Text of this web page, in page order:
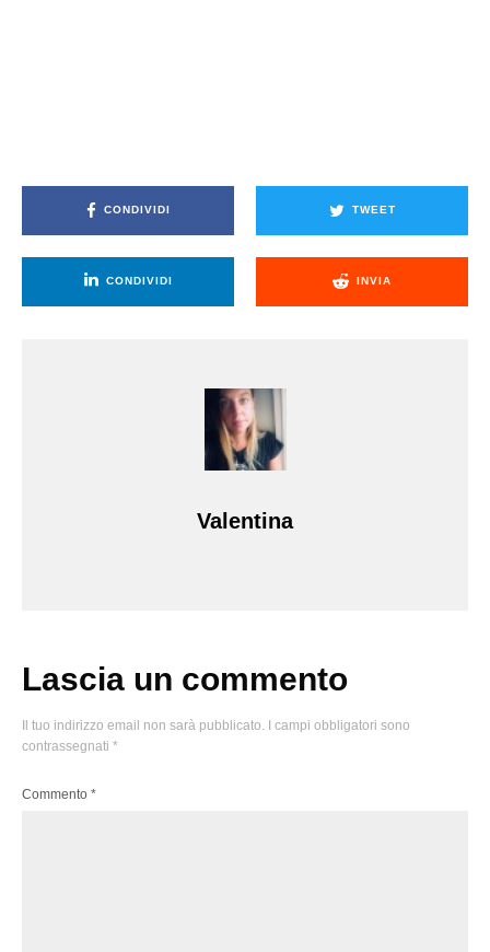
CONDIVIDI TWEET
CONDIVIDI INVIA
Valentina
Lascia un commento
Il tuo indirizzo email non sarà pubblicato.
I campi obbligatori sono
contrassegnati *
Commento *